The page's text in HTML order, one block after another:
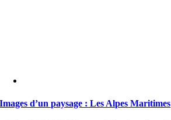
Images d’un paysage : Les Alpes Maritimes